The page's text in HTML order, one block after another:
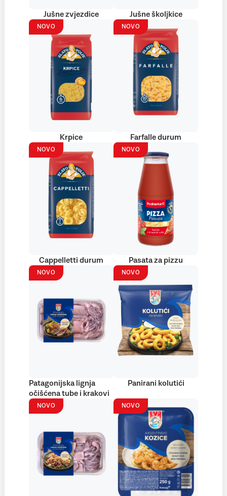
Jušne zvjezdice Jušne školjkice
NOVO
Krpice
NOVO
Farfalle durum
NOVO
Cappelletti durum
NOVO
Pasata za pizzu
NOVO
Patagonijska lignja
očišćena tube i krakovi
NOVO
Panirani kolutići
NOVO NOVO